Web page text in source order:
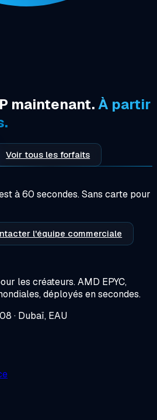
maintenant.À partir
Voir tous les forfaits
à 60 secondes. Sans carte pour
l'équipe commerciale
les créateurs.AMD EPYC,
déployés en secondes.
· Dubaï, EAU